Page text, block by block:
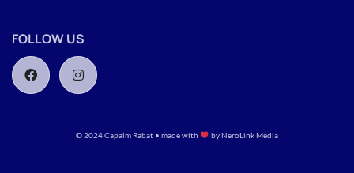
FOLLOW US
© 2024 Capalm Rabat • made with byNeroLink Media